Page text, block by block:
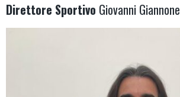
Direttore Sportivo Giovanni Giannone